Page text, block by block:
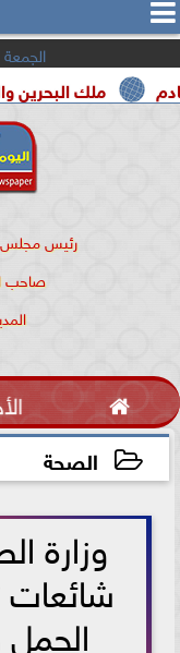
الجمعة 7 أغسطس 2026
والسيسي يجيب
رئيس مجلس
صاحب

الصحة
وزارة